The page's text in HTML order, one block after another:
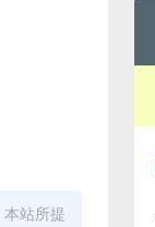
站所提